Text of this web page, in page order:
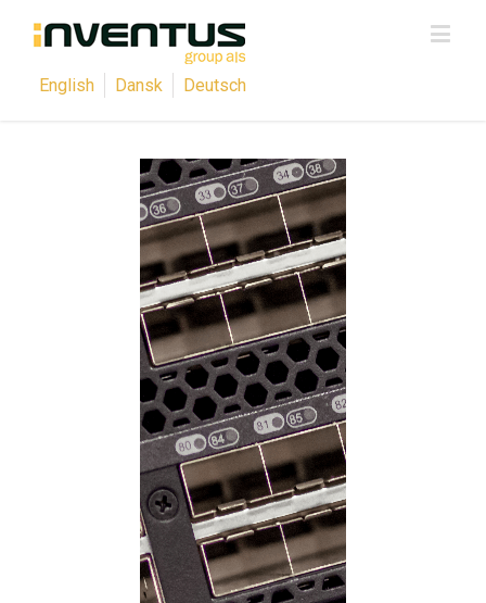
English Dansk Deutsch